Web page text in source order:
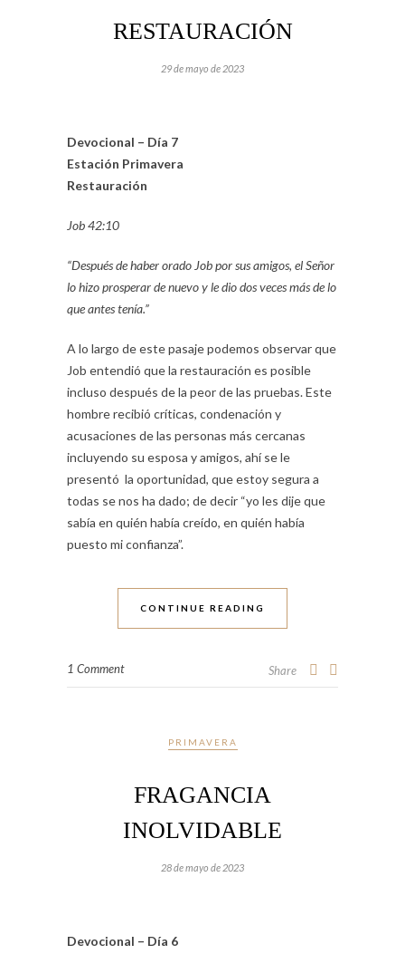
RESTAURACIÓN
29 de mayo de 2023
Devocional – Día 7
Estación Primavera
Restauración
Job 42:10
“Después de haber orado Job por sus amigos, el Señor
lo hizo prosperar de nuevo y le dio dos veces más de lo
que antes tenía.”
A lo largo de este pasaje podemos observar que
Job entendió que la restauración es posible
incluso después de la peor de las pruebas. Este
hombre recibió críticas, condenación y
acusaciones de las personas más cercanas
incluyendo su esposa y amigos, ahí se le
presentó la oportunidad, que estoy segura a
todas se nos ha dado; de decir “yo les dije que
sabía en quién había creído, en quién había
puesto mi confianza”.
CONTINUE READING
1 Comment Share
PRIMAVERA
FRAGANCIA
INOLVIDABLE
28 de mayo de 2023
Devocional – Día 6